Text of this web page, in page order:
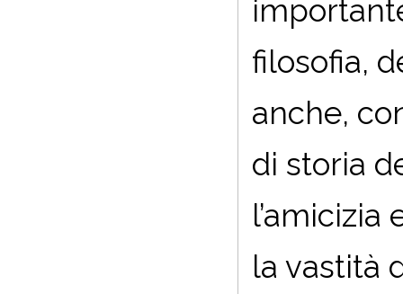
filosofia,
anche,
di storia
la vastità